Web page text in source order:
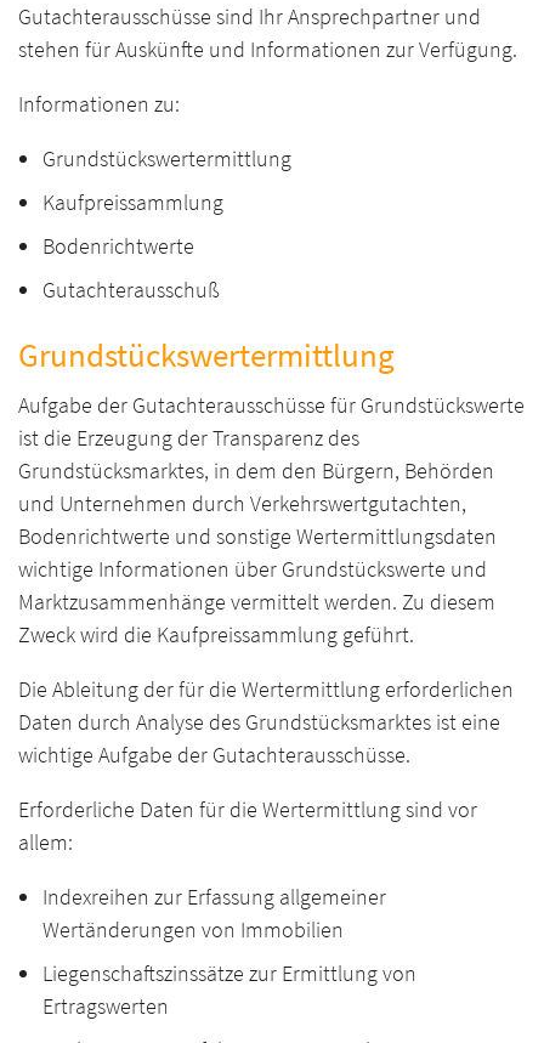
Gutachterausschüsse sind Ihr Ansprechpartner und
stehen für Auskünfte und Informationen zur Verfügung.
Informationen zu:
Grundstückswertermittlung
Kaufpreissammlung
Bodenrichtwerte
Gutachterausschuß
Grundstückswertermittlung
Aufgabe der Gutachterausschüsse für Grundstückswerte
ist die Erzeugung der Transparenz des
Grundstücksmarktes, in dem den Bürgern, Behörden
und Unternehmen durch Verkehrswertgutachten,
Bodenrichtwerte und sonstige Wertermittlungsdaten
wichtige Informationen über Grundstückswerte und
Marktzusammenhänge vermittelt werden. Zu diesem
Zweck wird die Kaufpreissammlung geführt.
Die Ableitung der für die Wertermittlung erforderlichen
Daten durch Analyse des Grundstücksmarktes ist eine
wichtige Aufgabe der Gutachterausschüsse.
Erforderliche Daten für die Wertermittlung sind vor
allem:
Indexreihen zur Erfassung allgemeiner
Wertänderungen von Immobilien
Liegenschaftszinssätze zur Ermittlung von
Ertragswerten